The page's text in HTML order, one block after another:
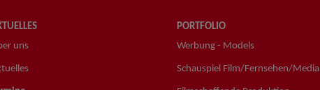
uns
PORTFOLIO
Werbung - Models
Schauspiel Film/Fernsehen/Media